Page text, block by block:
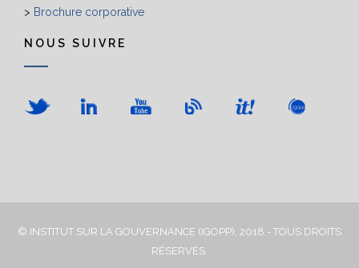
> Brochure corporative
NOUS SUIVRE
© INSTITUT SUR LA GOUVERNANCE (IGOPP), 2018 - TOUS DROITS
RÉSERVÉS.